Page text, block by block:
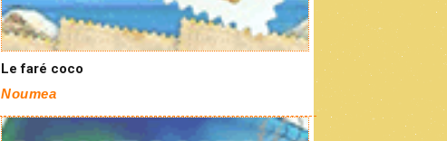
Le faré coco
Noumea